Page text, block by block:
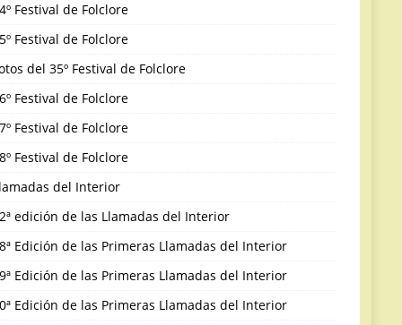
Festival de Folclore
Festival de Folclore
del 35º Festival de Folclore
Festival de Folclore
Festival de Folclore
Festival de Folclore
del Interior
edición de las Llamadas del Interior
Edición de las Primeras Llamadas del Interior
Edición de las Primeras Llamadas del Interior
Edición de las Primeras Llamadas del Interior